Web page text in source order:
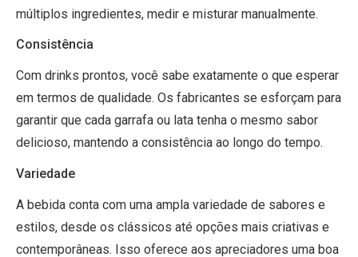
múltiplos ingredientes, medir e misturar manualmente.
Consistência
Com drinks prontos, você sabe exatamente o que esperar
em termos de qualidade. Os fabricantes se esforçam para
garantir que cada garrafa ou lata tenha o mesmo sabor
delicioso, mantendo a consistência ao longo do tempo.
Variedade
A bebida conta com uma ampla variedade de sabores e
estilos, desde os clássicos até opções mais criativas e
contemporâneas. Isso oferece aos apreciadores uma boa